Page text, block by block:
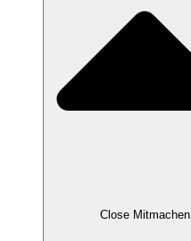
Close Mitmachen